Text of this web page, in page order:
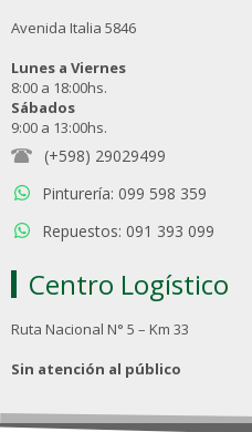
Avenida Italia 5846
Lunes a Viernes
8:00 a 18:00hs.
Sábados
9:00 a 13:00hs.
(+598) 29029499
Pinturería: 099 598 359
Repuestos: 091 393 099
Centro Logístico
Ruta Nacional N° 5 – Km 33
Sin atención al público